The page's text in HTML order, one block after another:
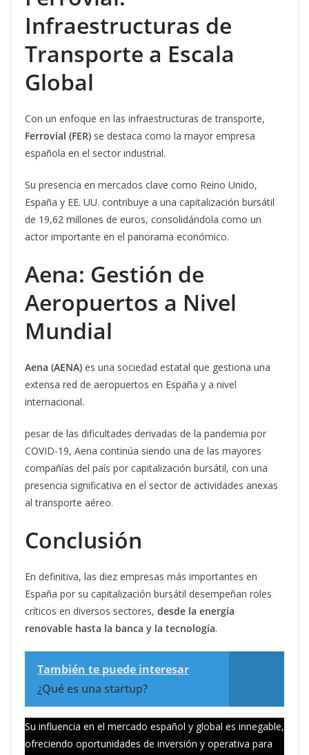
Infraestructuras de
Transporte a Escala
Global
Con un enfoque en las infraestructuras de transporte,
Ferrovial (FER) se destaca como la mayor empresa
española en el sector industrial.
Su presencia en mercados clave como Reino Unido,
España y EE. UU. contribuye a una capitalización bursátil
de 19,62 millones de euros, consolidándola como un
actor importante en el panorama económico.
Aena: Gestión de
Aeropuertos a Nivel
Mundial
Aena (AENA) es una sociedad estatal que gestiona una
extensa red de aeropuertos en España y a nivel
internacional.
pesar de las dificultades derivadas de la pandemia por
COVID-19, Aena continúa siendo una de las mayores
compañías del país por capitalización bursátil, con una
presencia significativa en el sector de actividades anexas
al transporte aéreo.
Conclusión
En definitiva, las diez empresas más importantes en
España por su capitalización bursátil desempeñan roles
críticos en diversos sectores, desde la energía
renovable hasta la banca y la tecnología.
También te puede interesar
¿Qué es una startup?
Su influencia en el mercado español y global es innegable,
ofreciendo oportunidades de inversión y operativa para